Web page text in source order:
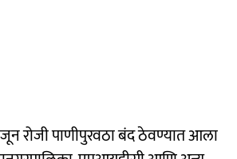
रोजी पाणीपुरवठा बंद ठेवण्यात आला